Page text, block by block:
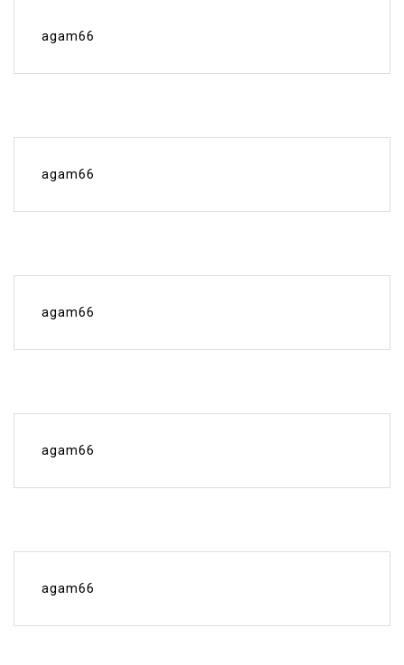
agam66
agam66
agam66
agam66
agam66